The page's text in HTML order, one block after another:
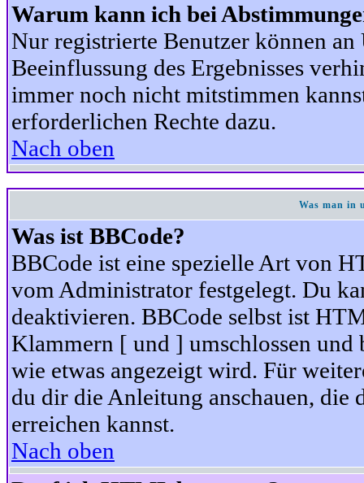
Warum kann ich bei
Nur registrierte Benutzer können
Beeinflussung des Ergebnisses
immer noch nicht mitstimmen
erforderlichen Rechte dazu.
Nach oben
Was man in
Was ist BBCode?
BBCode ist eine spezielle Art von
vom Administrator festgelegt. Du
deaktivieren. BBCode selbst ist
Klammern [ und ] umschlossen
wie etwas angezeigt wird. Für
du dir die Anleitung anschauen, die
erreichen kannst.
Nach oben